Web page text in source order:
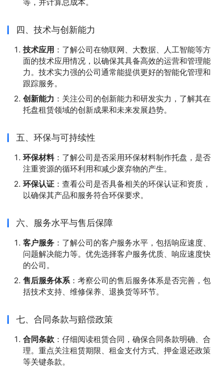
等，并计算总成本。
四、技术与创新能力
技术应用 ：了解公司在物联网、大数据、人工智能等方
面的技术应用情况，以确保其具备高效的运营和管理能
力。技术实力强的公司通常能提供更好的智能化管理和
跟踪服务。
创新能力 ：关注公司的创新能力和研发实力，了解其在
托盘租赁领域的创新成果和未来发展趋势。
五、环保与可持续性
环保材料：了解公司是否采用环保材料制作托盘，是否
注重资源的循环利用和减少废弃物的产生。
环保认证 ：查看公司是否具备相关的环保认证和资质，
以确保其产品和服务符合环保要求。
六、服务水平与售后保障
客户服务 ：了解公司的客户服务水平，包括响应速度、
问题解决能力等。优先选择客户服务优质、响应速度快
的公司。
售后服务体系：考察公司的售后服务体系是否完善，包
括技术支持、维修保养、退换货等环节。
七、合同条款与赔偿政策
合同条款 ：仔细阅读租赁合同，确保合同条款明确、合
理。重点关注租赁期限、租金支付方式、押金退还政策
等关键条款。